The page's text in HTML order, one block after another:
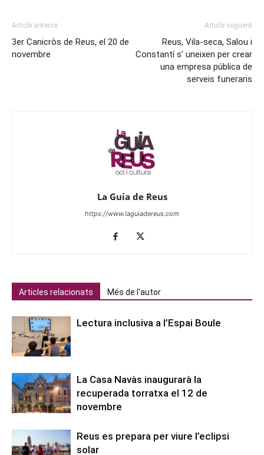
Article anterior
3er Canicròs de Reus, el 20 de
novembre
Article següent
Reus, Vila-seca, Salou i
Constantí s’ uneixen per crear
una empresa pública de
serveis funeraris
La Guia de Reus
https://www.laguiadereus.com
Articles relacionats Més de l'autor
Lectura inclusiva a l’Espai Boule
La Casa Navàs inaugurarà la
recuperada torratxa el 12 de
novembre
Reus es prepara per viure l’eclipsi
solar